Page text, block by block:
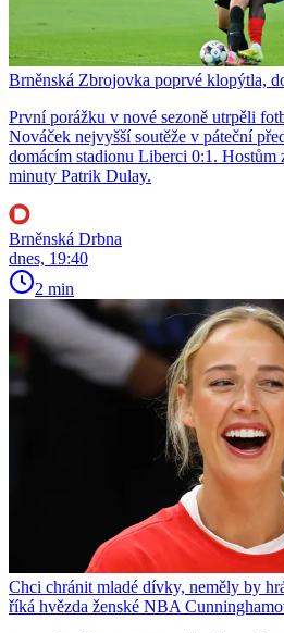
Brněnská Zbrojovka poprvé klopýtla,
První porážku v nové sezoně utrpěli
Nováček nejvyšší soutěže v páteční
domácím stadionu Liberci 0:1. Hostům
minuty Patrik Dulay.
Brněnská Drbna
dnes, 19:40
2 min
Chci chránit mladé dívky, neměly by
říká hvězda ženské NBA